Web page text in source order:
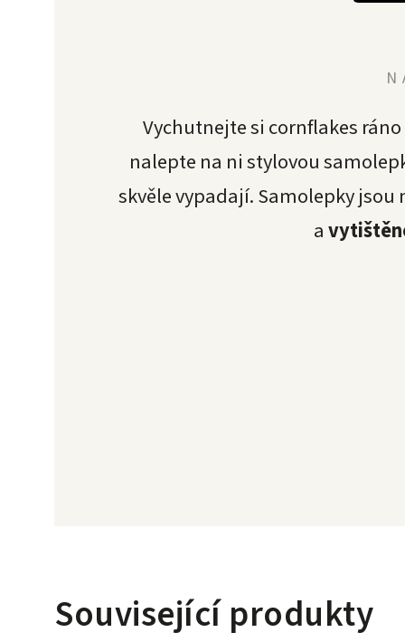
Vychutnejte si cornflakes
nalepte na ni stylovou
skvěle vypadají. Samolepky jsou
a
Související produkty